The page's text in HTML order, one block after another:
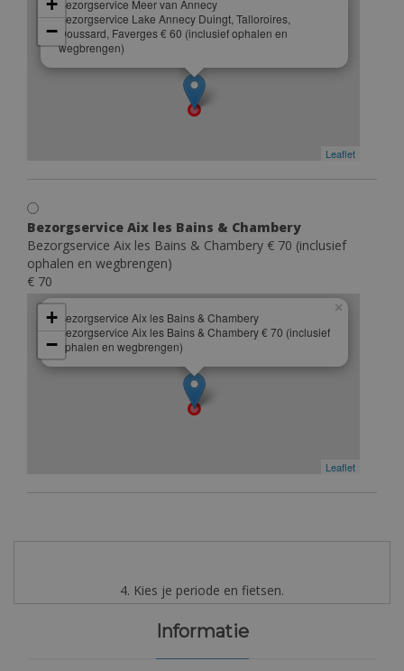
Bezorgservice Meer van Annecy
Bezorgservice Lake Annecy Duingt, Talloroires,
Doussard, Faverges € 60 (inclusief ophalen en
wegbrengen)
−
Leaflet
Bezorgservice Aix les Bains & Chambery
Bezorgservice Aix les Bains & Chambery € 70 (inclusief
ophalen en wegbrengen)
€ 70
Bezorgservice Aix les Bains & Chambery
Bezorgservice Aix les Bains & Chambery € 70 (inclusief
ophalen en wegbrengen)
×
+
−
Leaflet
4. Kies je periode en fietsen.
Informatie